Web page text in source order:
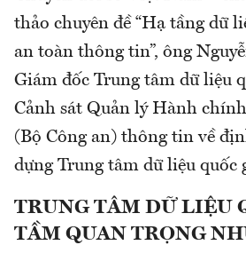
thảo chuyên đề “Hạ tầng dữ
an toàn thông tin”, ông
Giám đốc Trung tâm dữ liệu
Cảnh sát Quản lý Hành
(Bộ Công an) thông tin về
dựng Trung tâm dữ liệu quốc
TRUNG TÂM DỮ LIỆU
TẦM QUAN TRỌNG